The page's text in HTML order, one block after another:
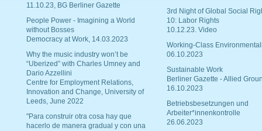
11.10.23, BG Berliner Gazette
People Power - Imagining a World
without Bosses
Democracy at Work, 14.03.2023
Why the music industry won’t be
“Uberized” with Charles Umney and
Dario Azzellini
Centre for Employment Relations,
Innovation and Change, University of
Leeds, June 2022
"Para construir otra cosa hay que
hacerlo de manera gradual y con una
3rd Night of Global Social
10: Labor Rights
10.12.23. Video
Working-Class
06.10.2023
Sustainable Work
Berliner Gazette - Allied
16.10.2023
Betriebsbesetzungen und
Arbeiter*innenkontrolle
26.06.2023